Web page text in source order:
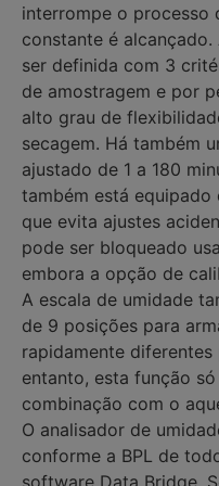
interrompe o processo
constante é
ser definida com 3
de amostragem e por
alto grau de
secagem. Há também
ajustado de 1 a 180
também está equipado
que evita ajustes
pode ser bloqueado
embora a opção de
A escala de umidade
de 9 posições para
rapidamente
entanto, esta função
combinação com o
O analisador de
conforme a BPL de